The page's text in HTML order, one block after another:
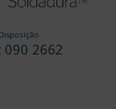
090 2662